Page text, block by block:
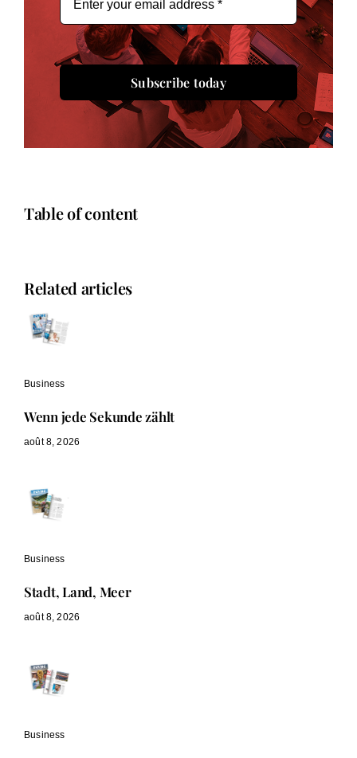
Subscribe today
Table of content
Related articles
Business
Wenn jede Sekunde zählt
août 8, 2026
Business
Stadt, Land, Meer
août 8, 2026
Business